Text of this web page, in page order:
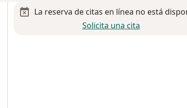
La reserva de citas en línea no está
Solicita una cita